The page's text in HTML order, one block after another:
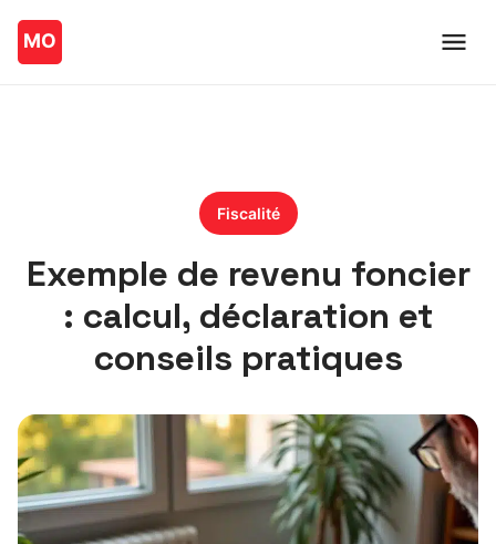
Fiscalité
Exemple de revenu foncier
: calcul, déclaration et
conseils pratiques